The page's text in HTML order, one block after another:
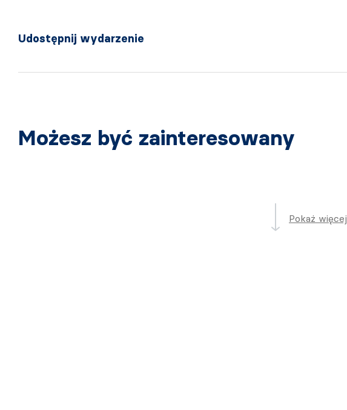
Udostępnij wydarzenie
Możesz być zainteresowany
Pokaż więcej